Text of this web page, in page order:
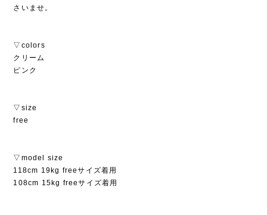
さいませ。
▽colors
クリーム
ピンク
▽size
free
▽model size
118cm 19kg freeサイズ着用
108cm 15kg freeサイズ着用